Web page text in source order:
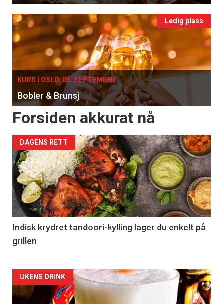
Ledig plass
KURS I OSLO, 05. SEPTEMBER
Bobler & Brunsj
Forsiden akkurat nå
DAGENS RETT
Indisk krydret tandoori-kylling lager du enkelt på
grillen
Forsiden
akkurat
UKENS DRINK